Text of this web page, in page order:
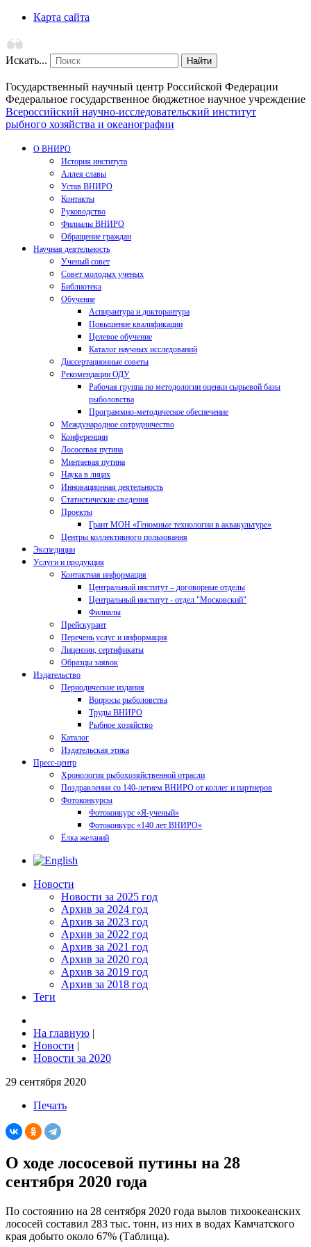
Карта сайта
Искать... Найти
Государственный научный центр Российской Федерации
Федеральное государственное бюджетное научное учреждение
Всероссийский научно-исследовательский институт
рыбного хозяйства и океанографии
О ВНИРО
История института
Аллея славы
Устав ВНИРО
Контакты
Руководство
Филиалы ВНИРО
Обращение граждан
Научная деятельность
Ученый совет
Совет молодых ученых
Библиотека
Обучение
Аспирантура и докторантура
Повышение квалификации
Целевое обучение
Каталог научных исследований
Диссертационные советы
Рекомендации ОДУ
Рабочая группа по методологии оценки сырьевой базы
рыболовства
Программно-методическое обеспечение
Международное сотрудничество
Конференции
Лососевая путина
Минтаевая путина
Наука в лицах
Инновационная деятельность
Статистические сведения
Проекты
Грант МОН «Геномные технологии в аквакультуре»
Центры коллективного пользования
Экспедиции
Услуги и продукция
Контактная информация
Центральный институт – договорные отделы
Центральный институт - отдел "Московский"
Филиалы
Прейскурант
Перечень услуг и информация
Лицензии, сертификаты
Образцы заявок
Издательство
Периодические издания
Вопросы рыболовства
Труды ВНИРО
Рыбное хозяйство
Каталог
Издательская этика
Пресс-центр
Хронология рыбохозяйственной отрасли
Поздравления со 140-летием ВНИРО от коллег и партнеров
Фотоконкурсы
Фотоконкурс «Я-ученый»
Фотоконкурс «140 лет ВНИРО»
Ёлка желаний
Новости
Новости за 2025 год
Архив за 2024 год
Архив за 2023 год
Архив за 2022 год
Архив за 2021 год
Архив за 2020 год
Архив за 2019 год
Архив за 2018 год
Теги
На главную |
Новости |
Новости за 2020
29 сентября 2020
Печать
О ходе лососевой путины на 28
сентября 2020 года
По состоянию на 28 сентября 2020 года вылов тихоокеанских
лососей составил 283 тыс. тонн, из них в водах Камчатского
края добыто около 67% (Таблица).